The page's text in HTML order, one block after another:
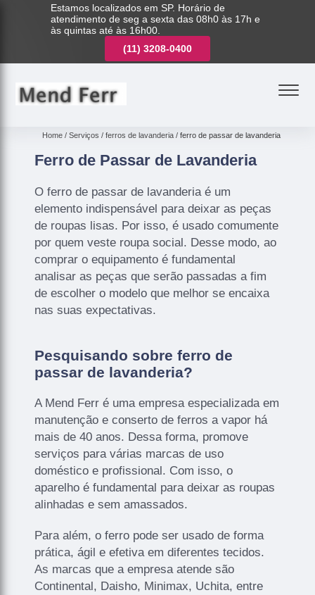
Estamos localizados em SP. Horário de
atendimento de seg a sexta das 08h0 às 17h e
às quintas até às 16h00.
(11)3208-0400
Home Serviços ferros de lavanderia ferro de passar de lavanderia
Ferro de Passar de Lavanderia
O ferro de passar de lavanderia é um
elemento indispensável para deixar as peças
de roupas lisas. Por isso, é usado comumente
por quem veste roupa social. Desse modo, ao
comprar o equipamento é fundamental
analisar as peças que serão passadas a fim
de escolher o modelo que melhor se encaixa
nas suas expectativas.
Pesquisando sobre ferro de
passar de lavanderia?
A Mend Ferr é uma empresa especializada em
manutenção e conserto de ferros a vapor há
mais de 40 anos. Dessa forma, promove
serviços para várias marcas de uso
doméstico e profissional. Com isso, o
aparelho é fundamental para deixar as roupas
alinhadas e sem amassados.
Para além, o ferro pode ser usado de forma
prática, ágil e efetiva em diferentes tecidos.
As marcas que a empresa atende são
Continental, Daisho, Minimax, Uchita, entre